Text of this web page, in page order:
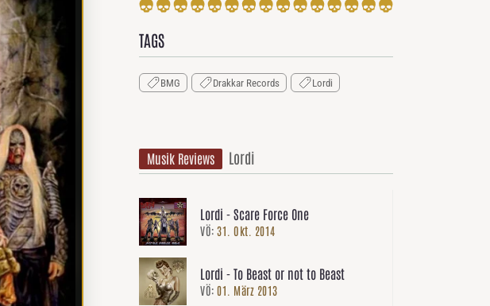
TAGS
BMG Drakkar Records Lordi
Musik Reviews Lordi
Lordi - Scare Force One
VÖ: 31. Okt. 2014
Lordi - To Beast or not to Beast
VÖ: 01. März 2013